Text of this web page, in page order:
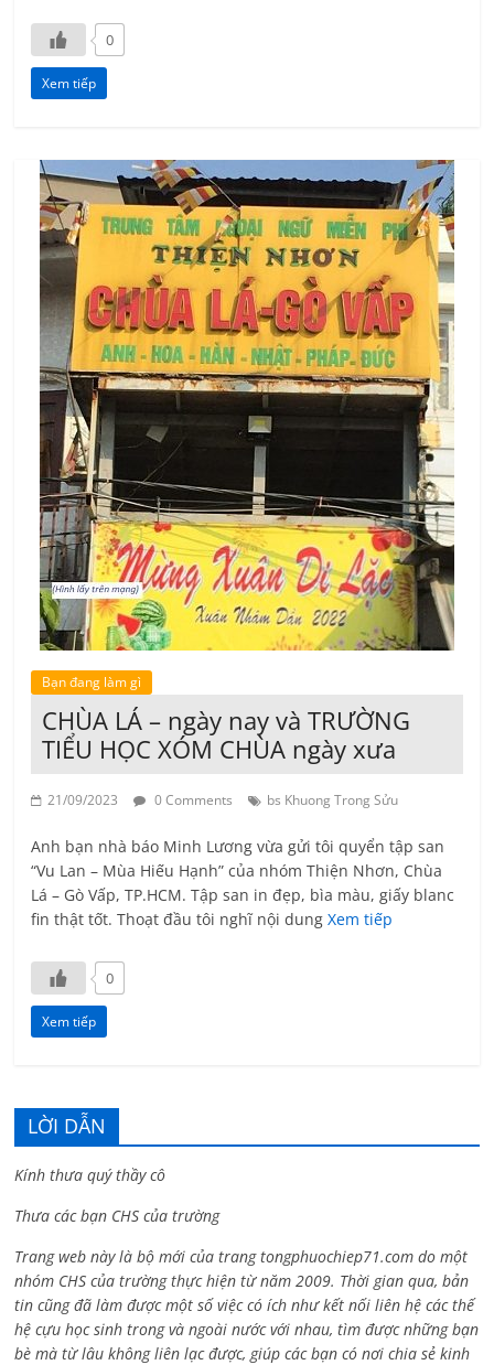
0
Xem tiếp
Bạn đang làm gì
CHÙA LÁ – ngày nay và TRƯỜNG
TIỂU HỌC XÓM CHÙA ngày xưa
21/09/2023 0 Comments bs Khuong Trong Sửu
Anh bạn nhà báo Minh Lương vừa gửi tôi quyển tập san
“Vu Lan – Mùa Hiếu Hạnh” của nhóm Thiện Nhơn, Chùa
Lá – Gò Vấp, TP.HCM. Tập san in đẹp, bìa màu, giấy blanc
fin thật tốt. Thoạt đầu tôi nghĩ nội dungXem tiếp
0
Xem tiếp
LỜI DẪN
Kính thưa quý thầy cô
Thưa các bạn CHS của trường
Trang web này là bộ mới của trang tongphuochiep71.com do một
nhóm CHS của trường thực hiện từ năm 2009. Thời gian qua, bản
tin cũng đã làm được một số việc có ích như kết nối liên hệ các thế
hệ cựu học sinh trong và ngoài nước với nhau, tìm được những bạn
bè mà từ lâu không liên lạc được, giúp các bạn có nơi chia sẻ kinh